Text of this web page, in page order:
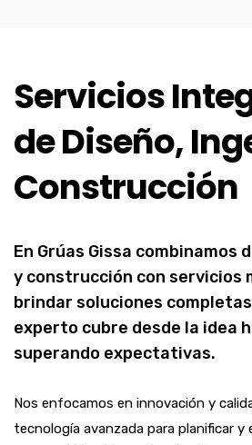
Servicios
de Diseño,
Construcción
En Grúas Gissa combinamos
y construcción con servicios
brindar soluciones
experto cubre desde la idea
superando expectativas.
Nos enfocamos en innovación y
tecnología avanzada para planificar